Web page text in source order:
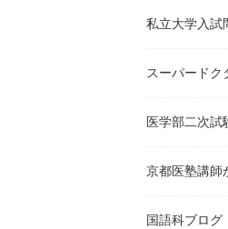
私立大学入試
スーパードク
医学部二次試
京都医塾講師
国語科ブログ